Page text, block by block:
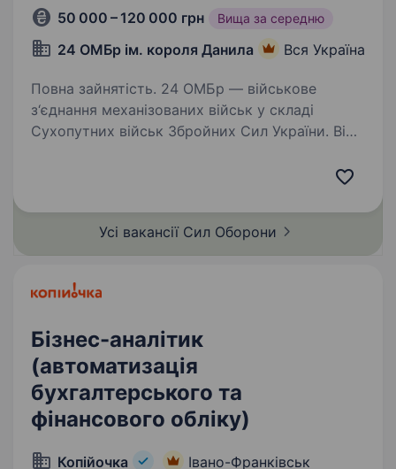
50 000 – 120 000 грн Вища за середню
24 ОМБр ім. короля Данила Вся Україна
Повна зайнятість. 24 ОМБр — військове
з‘єднання механізованих військ у складі
Сухопутних військ Збройних Сил України. Від
бригади були залучені на багатьох напрямках
Усі вакансії Сил Оборони
Бізнес-аналітик
(автоматизація
бухгалтерського та
фінансового обліку)
Копійочка Івано-Франківськ